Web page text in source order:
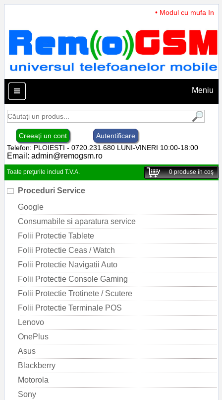
• Modul cu mufa
Meniu
Creeaţi un cont
Autentificare
Telefon: PLOIESTI - 0720.231.680 LUNI-VINERI 10:00-18:00
Email: admin@remogsm.ro
Toate preţurile includ T.V.A. 0produse în coş
Proceduri Service
Google
Consumabile si aparatura service
Folii Protectie Tablete
Folii Protectie Ceas / Watch
Folii Protectie Navigatii Auto
Folii Protectie Console Gaming
Folii Protectie Trotinete / Scutere
Folii Protectie Terminale POS
Lenovo
OnePlus
Asus
Blackberry
Motorola
Sony